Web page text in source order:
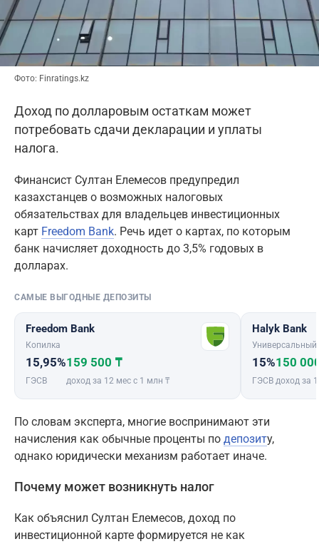
Фото: Finratings.kz
Доход по долларовым остаткам может
потребовать сдачи декларации и уплаты
налога.
Финансист Султан Елемесов предупредил
казахстанцев о возможных налоговых
обязательствах для владельцев инвестиционных
карт Freedom Bank. Речь идет о картах, по которым
банк начисляет доходность до 3,5% годовых в
долларах.
САМЫЕ ВЫГОДНЫЕ ДЕПОЗИТЫ
Freedom Bank
Копилка
15,95%
ГЭСВ
159 500 ₸
доход за 12 мес с 1 млн ₸
Halyk Bank
Универсальный
15%
ГЭСВ
150
доход за
По словам эксперта, многие воспринимают эти
начисления как обычные проценты по депозиту,
однако юридически механизм работает иначе.
Почему может возникнуть налог
Как объяснил Султан Елемесов, доход по
инвестиционной карте формируется не как